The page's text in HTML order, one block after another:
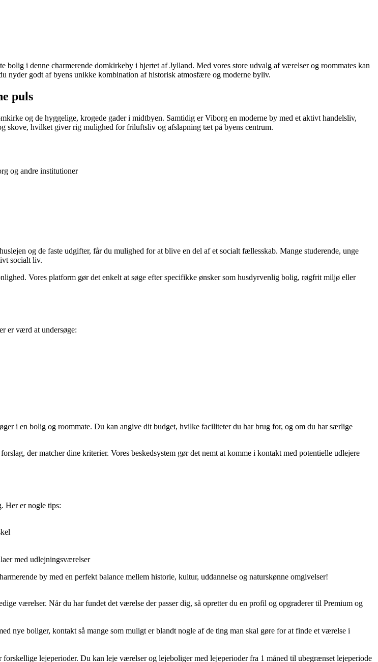
bolig i denne charmerende domkirkeby i hjertet af Jylland. Med vores store udvalg af værelser og roommates kan
nyder godt af byens unikke kombination af historisk atmosfære og moderne byliv.
puls
og de hyggelige, krogede gader i midtbyen. Samtidig er Viborg en moderne by med et aktivt handelsliv,
skove, hvilket giver rig mulighed for friluftsliv og afslapning tæt på byens centrum.
og andre institutioner
og de faste udgifter, får du mulighed for at blive en del af et socialt fællesskab. Mange studerende, unge
socialt liv.
Vores platform gør det enkelt at søge efter specifikke ønsker som husdyrvenlig bolig, røgfrit miljø eller
er værd at undersøge:
i en bolig og roommate. Du kan angive dit budget, hvilke faciliteter du har brug for, og om du har særlige
der matcher dine kriterier. Vores beskedsystem gør det nemt at komme i kontakt med potentielle udlejere
Her er nogle tips:
med udlejningsværelser
by med en perfekt balance mellem historie, kultur, uddannelse og naturskønne omgivelser!
værelser. Når du har fundet det værelse der passer dig, så opretter du en profil og opgraderer til Premium og
nye boliger, kontakt så mange som muligt er blandt nogle af de ting man skal gøre for at finde et værelse i
lejeperioder. Du kan leje værelser og lejeboliger med lejeperioder fra 1 måned til ubegrænset lejeperiode